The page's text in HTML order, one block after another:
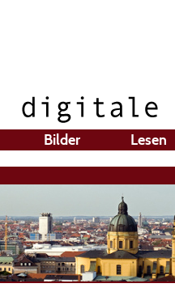
Bilder Lesen